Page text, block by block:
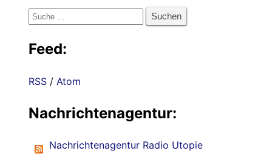
Suche
Feed:
RSS / Atom
Nachrichtenagentur:
Nachrichtenagentur Radio Utopie